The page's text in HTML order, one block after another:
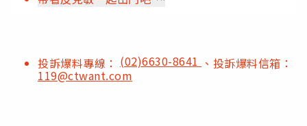
投訴爆料專線： (02)6630-8641 、投訴爆料信箱：
119@ctwant.com